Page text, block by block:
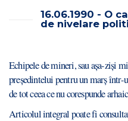
16.06.1990 - O
de nivelare
Echipele de mineri, sau aşa-zişi
preşedintelui pentru un marş într-
de tot ceea ce nu corespunde
Articolul integral poate fi